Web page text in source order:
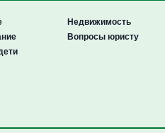
Недвижимость
Вопросы юристу